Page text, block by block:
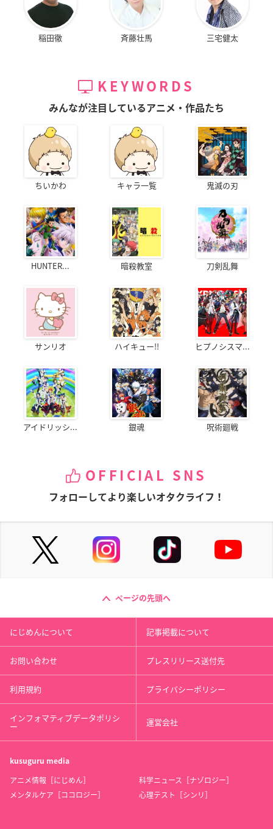
稲田徹 斉藤壮馬 三宅健太
KEYWORDS
みんなが注目しているアニメ・作品たち
ちいかわ キャラ一覧 鬼滅の刃
HUNTER... 暗殺教室 刀剣乱舞
サンリオ ハイキュー!! ヒプノシスマ...
アイドリッシ... 銀魂 呪術廻戦
OFFICIAL SNS
フォローしてより楽しいオタクライフ！
ページの先頭へ
にじめんについて 記事掲載について
お問い合わせ プレスリリース送付先
利用規約 プライバシーポリシー
インフォマティブデータポリシ
ー 運営会社
kusuguru media
アニメ情報［にじめん］
科学ニュース［ナゾロジー］
メンタルケア［ココロジー］
心理テスト［シンリ］